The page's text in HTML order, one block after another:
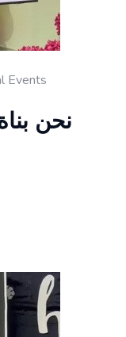
Events
نحن